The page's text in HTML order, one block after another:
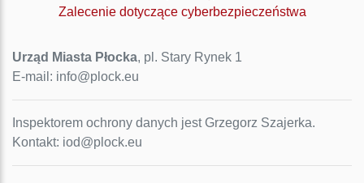
Zalecenie dotyczące cyberbezpieczeństwa
Urząd Miasta Płocka, pl. Stary Rynek 1
E-mail: info@plock.eu
Inspektorem ochrony danych jest Grzegorz Szajerka.
Kontakt: iod@plock.eu